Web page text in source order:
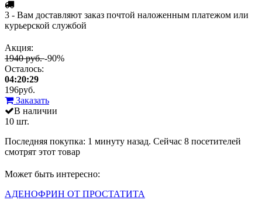
3 - Вам доставляют заказ почтой наложенным платежом или
курьерской службой
Акция:
1940 руб.-90%
Осталось:
04:20:29
196руб.
Заказать
В наличии
10 шт.
Последняя покупка: 1 минуту назад. Сейчас 8 посетителей
смотрят этот товар
Может быть интересно:
АДЕНОФРИН ОТ ПРОСТАТИТА